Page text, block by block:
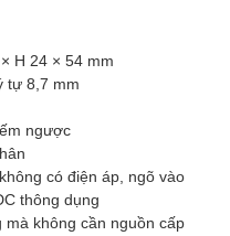
H 24 × 54 mm
tự 8,7 mm
ngược
có điện áp, ngõ vào
thông dụng
không cần nguồn cấp